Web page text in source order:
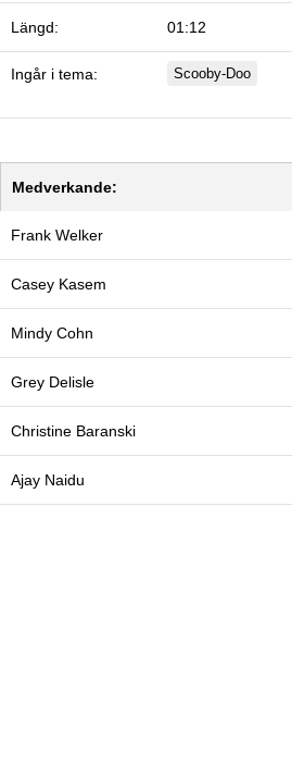
Längd: 01:12
Ingår i tema: Scooby-Doo
Medverkande:
Frank Welker
Casey Kasem
Mindy Cohn
Grey Delisle
Christine Baranski
Ajay Naidu